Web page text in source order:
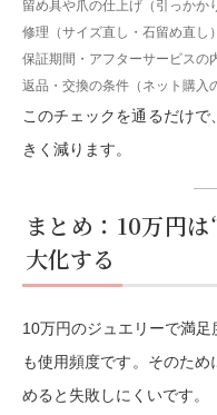
留め具や爪の仕上げ（引っかか
修理（サイズ直し・石留め直し
保証期間・アフターサービスの
返品・交換の条件（ネット購入
このチェックを通るだけ
きく減ります。
まとめ：10万円
大化する
10万円のジュエリーで満
も使用頻度です。そのため
めると失敗しにくいです。